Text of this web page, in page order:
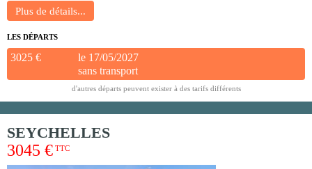
LES DÉPARTS
3025 €
le 17/05/2027
sans transport
d'autres départs peuvent exister à des tarifs différents
SEYCHELLES
3045 € TTC